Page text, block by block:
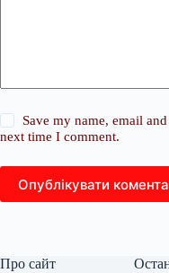
Save my name, email
next time I comment.
Опублікувати
Про сайт